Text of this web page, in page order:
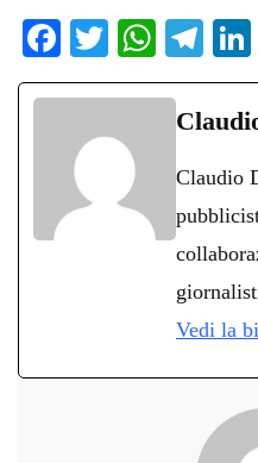
Fa
ce
ok
T
wi
r
W
ha
ts
pp
Te
le
gr
m
Claudio
Vedi la